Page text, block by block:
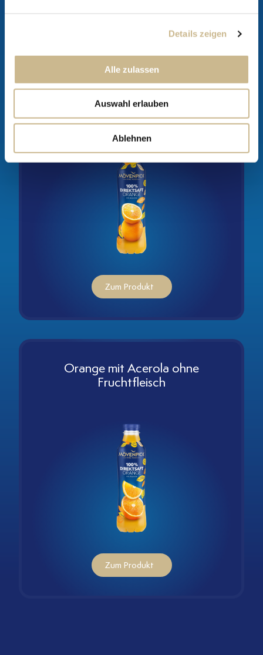
Details zeigen
Alle zulassen
Auswahl erlauben
Ablehnen
Orange mit Acerola mit
Fruchtfleisch
Zum Produkt
Orange mit Acerola ohne
Fruchtfleisch
Zum Produkt